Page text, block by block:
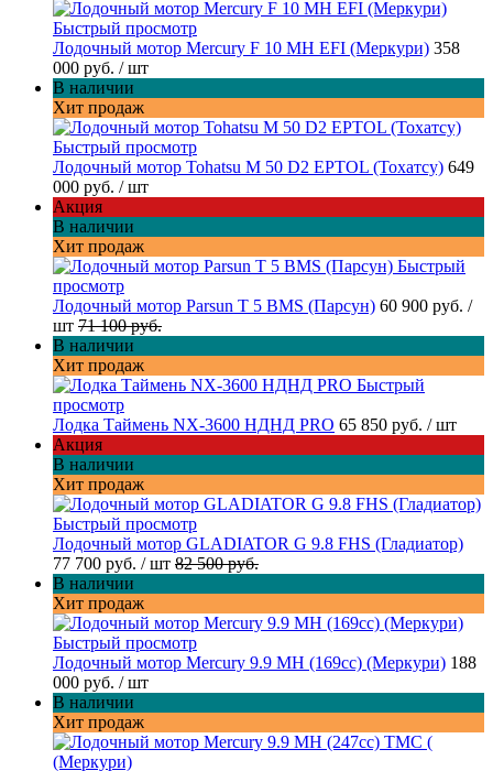
Быстрый просмотр
Лодочный мотор Mercury F 10 MH EFI (Меркури) 358
000 руб. / шт
В наличии
Хит продаж
Быстрый просмотр
Лодочный мотор Tohatsu M 50 D2 EPTOL (Тохатсу) 649
000 руб. / шт
Акция
В наличии
Хит продаж
Быстрый
просмотр
Лодочный мотор Parsun T 5 BMS (Парсун) 60 900 руб. /
шт 71 100 руб.
В наличии
Хит продаж
Быстрый
просмотр
Лодка Таймень NX-3600 НДНД PRO 65 850 руб. / шт
Акция
В наличии
Хит продаж
Быстрый просмотр
Лодочный мотор GLADIATOR G 9.8 FHS (Гладиатор)
77 700 руб. / шт 82 500 руб.
В наличии
Хит продаж
Быстрый просмотр
Лодочный мотор Mercury 9.9 MH (169cc) (Меркури) 188
000 руб. / шт
В наличии
Хит продаж